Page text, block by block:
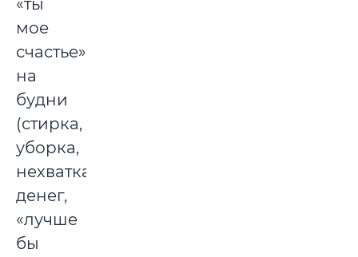
«ты
мое
счастье»)
на
будни
(стирка,
уборка,
нехватка
денег,
«лучше
бы